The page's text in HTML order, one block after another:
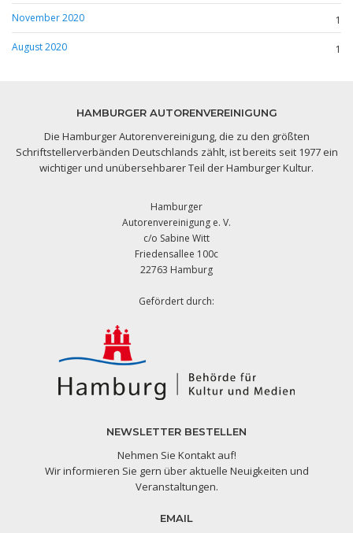
November 2020
1
August 2020
1
HAMBURGER AUTORENVEREINIGUNG
Die Hamburger Autorenvereinigung, die zu den größten
Schriftstellerverbänden Deutschlands zählt, ist bereits seit 1977 ein
wichtiger und unübersehbarer Teil der Hamburger Kultur.
Hamburger
Autorenvereinigung e. V.
c/o Sabine Witt
Friedensallee 100c
22763 Hamburg
Gefördert durch:
NEWSLETTER BESTELLEN
Nehmen Sie Kontakt auf!
Wir informieren Sie gern über aktuelle Neuigkeiten und
Veranstaltungen.
EMAIL